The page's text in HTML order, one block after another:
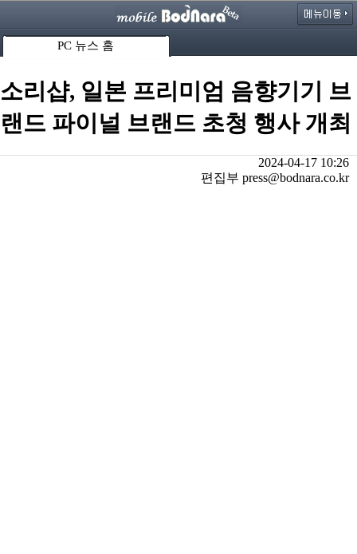
PC 뉴스 홈
소리샵, 일본 프리미엄 음향기기 브
랜드 파이널 브랜드 초청 행사 개최
2024-04-17 10:26
편집부 press@bodnara.co.kr